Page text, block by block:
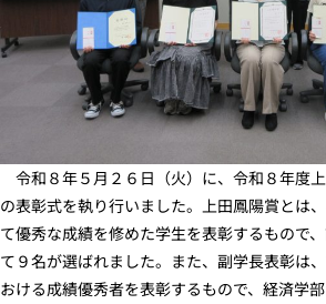
令和８年５月２６日（火）に、令和８年度
の表彰式を執り行いました。上田鳳陽賞とは
て優秀な成績を修めた学生を表彰するもので
て９名が選ばれました。また、副学長表彰は
おける成績優秀者を表彰するもので、経済学